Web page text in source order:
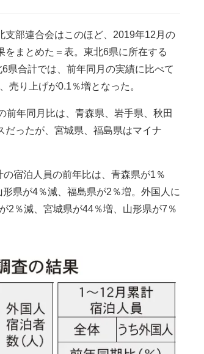
部連合会はこのほど、2019年12月の
をまとめた＝表。東北6県に所在する
県合計では、前年同月の実績に比べて
売り上げが0.1％増となった。
年同月比は、青森県、岩手県、秋田
だったが、宮城県、福島県はマイナ
宿泊人員の前年比は、青森県が1％
県が4％減、福島県が2％増。外国人に
2％減、宮城県が44％増、山形県が7％